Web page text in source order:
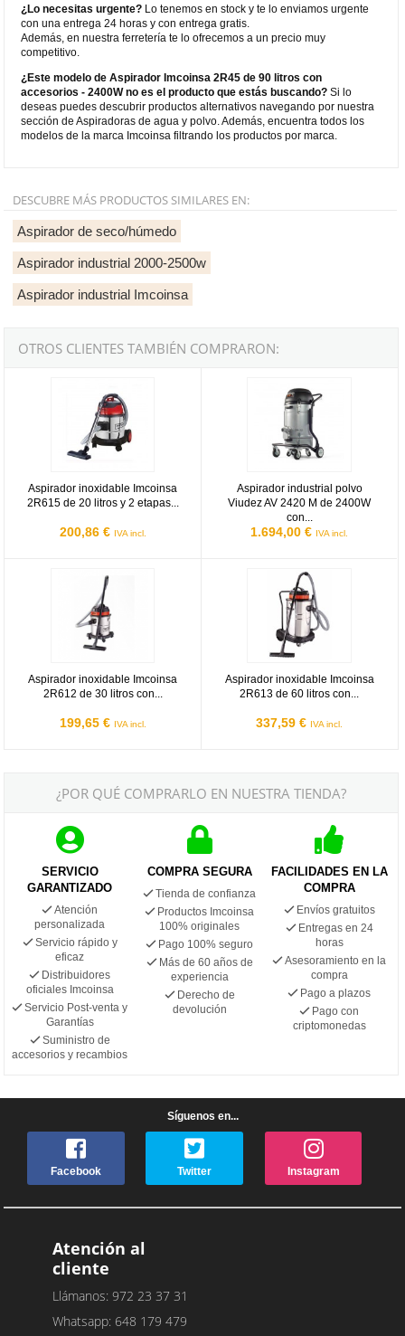
¿Lo necesitas urgente? Lo tenemos en stock y te lo enviamos urgente
con una entrega 24 horas y con entrega gratis.
Además, en nuestra ferretería te lo ofrecemos a un precio muy
competitivo.
¿Este modelo de Aspirador Imcoinsa 2R45 de 90 litros con
accesorios - 2400W no es el producto que estás buscando? Si lo
deseas puedes descubrir productos alternativos navegando por nuestra
sección de Aspiradoras de agua y polvo. Además, encuentra todos los
modelos de la marca Imcoinsa filtrando los productos por marca.
DESCUBRE MÁS PRODUCTOS SIMILARES EN:
Aspirador de seco/húmedo
Aspirador industrial 2000-2500w
Aspirador industrial Imcoinsa
OTROS CLIENTES TAMBIÉN COMPRARON:
Aspirador inoxidable Imcoinsa
2R615 de 20 litros y 2 etapas...
200,86 € IVA incl.
Aspirador industrial polvo
Viudez AV 2420 M de 2400W
con...
1.694,00 € IVA incl.
Aspirador inoxidable Imcoinsa
2R612 de 30 litros con...
199,65 € IVA incl.
Aspirador inoxidable Imcoinsa 2R612 de 30 litros con telecontrol -
Aspirador inoxidable Imcoinsa
2R613 de 60 litros con...
337,59 € IVA incl.
Aspirador inoxidable Imcoinsa
¿POR QUÉ COMPRARLO EN NUESTRA TIENDA?
SERVICIO
GARANTIZADO
Atención
personalizada
Servicio rápido y
eficaz
Distribuidores
oficiales Imcoinsa
Servicio Post-venta y
Garantías
Suministro de
accesorios y recambios
COMPRA SEGURA
Tienda de confianza
Productos Imcoinsa
100% originales
Pago 100% seguro
Más de 60 años de
experiencia
Derecho de
devolución
FACILIDADES EN LA
COMPRA
Envíos gratuitos
Entregas en 24
horas
Asesoramiento en la
compra
Pago a plazos
Pago con
criptomonedas
Síguenos en...
Facebook Twitter Instagram
Atención al
cliente
Llámanos: 972 23 37 31
Whatsapp: 648 179 479